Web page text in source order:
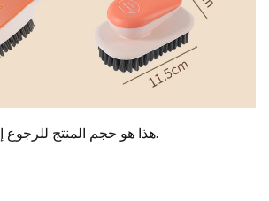
هذا هو حجم المنتج للرجوع إليه.